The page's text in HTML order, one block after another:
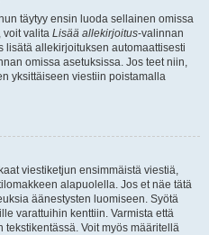
täytyy ensin luoda sellainen omissa
voit valita Lisää allekirjoitus-valinnan
lisätä allekirjoituksen automaattisesti
omissa asetuksissa. Jos teet niin,
yksittäiseen viestiin poistamalla
viestiketjun ensimmäistä viestiä,
alapuolella. Jos et näe tätä
äänestysten luomiseen. Syötä
varattuihin kenttiin. Varmista että
Voit myös määritellä